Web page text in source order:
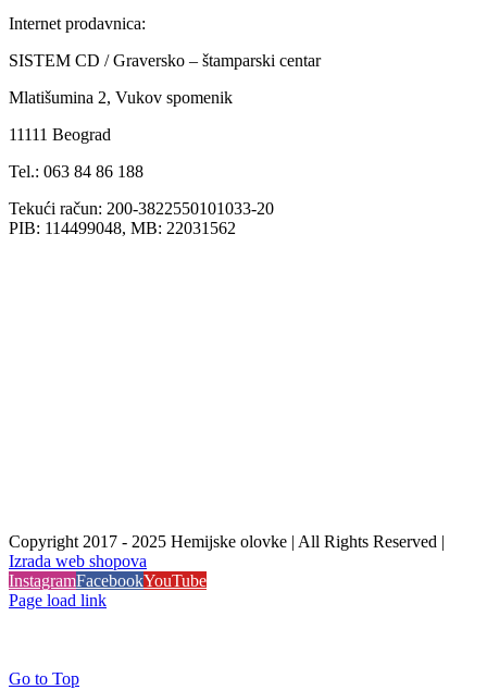
Internet prodavnica:
SISTEM CD / Graversko – štamparski centar
Mlatišumina 2, Vukov spomenik
11111 Beograd
Tel.: 063 84 86 188
Tekući račun: 200-3822550101033-20
PIB: 114499048, MB: 22031562
Copyright 2017 - 2025 Hemijske olovke | All Rights Reserved |
Izrada web shopova
InstagramFacebookYouTube
Page load link
Go to Top